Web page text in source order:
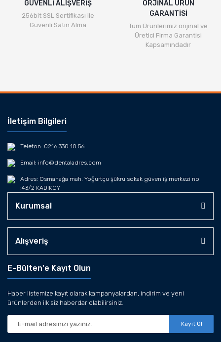
GÜVENLİ ALIŞVERİŞ
256bit SSL Sertifikası ile
Güvenli Satın Alma
ORJİNAL ÜRÜN
GARANTİSİ
Tüm Ürünlerimiz orijinal ve
Üretici Firma Garantisi
Kapsamındadır
İletişim Bilgileri
Telefon: 0216 330 10 56
Email: info@dentaladres.com
Adres: Osmanağa mah. Yoğurtçu şükrü sokak güven iş merkezi no
:43/2 KADIKÖY
Kurumsal
Alışveriş
E-Bülten'e Kayıt Olun
Haber listemize kayıt olarak kampanyalardan, indirim ve yeni
ürünlerden ilk siz haberdar olabilirsiniz.
Kayıt Ol